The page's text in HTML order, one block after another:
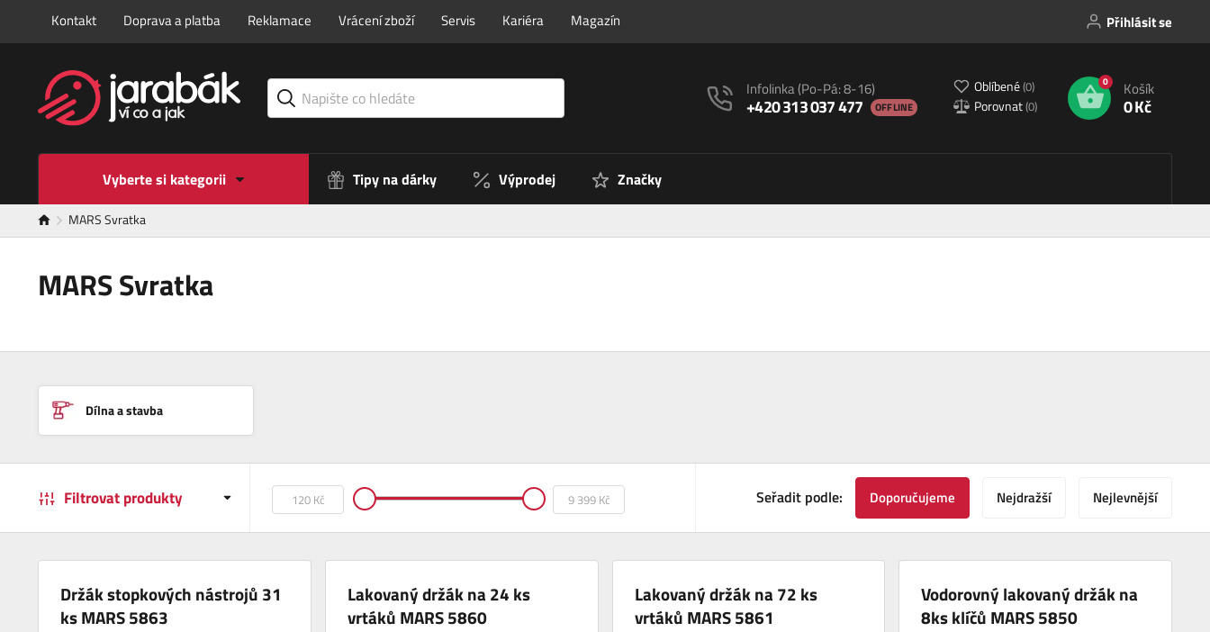
Kontakt Doprava a platba Reklamace Vrácení zboží Servis Kariéra Magazín Přihlásit se
Infolinka(Po-Pá: 8-16)
+420 313 037 477 OFFLINE
Oblíbené(0)
Porovnat(0)
0 Košík
0 Kč
Vyberte si kategorii Tipy na dárky Výprodej Značky
MARS Svratka
MARS Svratka
Dílna a stavba
Filtrovat produkty Seřadit podle: Doporučujeme Nejdražší Nejlevnější
Držák stopkových nástrojů 31
ks MARS 5863
Lakovaný držák na 24 ks
vrtáků MARS 5860
Lakovaný držák na 72 ks
vrtáků MARS 5861
Vodorovný lakovaný držák na
8ks klíčů MARS 5850